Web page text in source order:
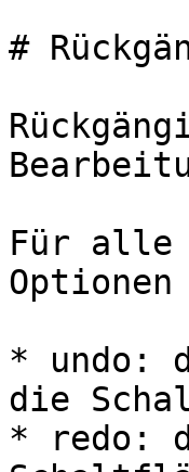
#
Für alle
* undo:
die
* redo: